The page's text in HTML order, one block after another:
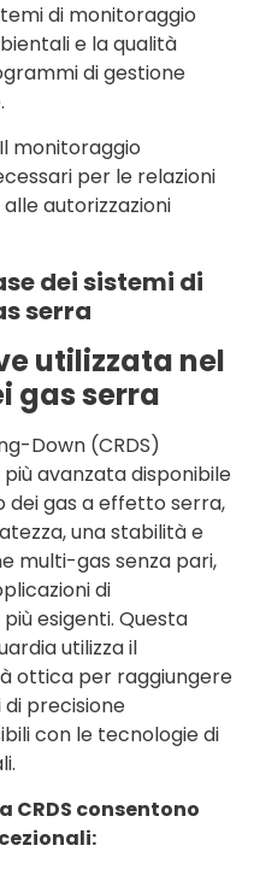
di monitoraggio
e la qualità
di gestione
Il monitoraggio
per le relazioni
autorizzazioni
dei sistemi di
serra
utilizzata nel
gas serra
Down (CRDS)
avanzata disponibile
dei gas a effetto serra,
una stabilità e
multi-gas senza pari,
di
esigenti. Questa
utilizza il
ottica per raggiungere
precisione
con le tecnologie di
consentono